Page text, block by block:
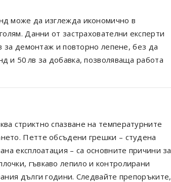
може да изглежда икономично в
Данни от застрахователни експерти
за демонтаж и повторно лепене, без да
и 50 лв за добавка, позволяваща работа
стриктно спазване на температурните
Петте обсъдени грешки – студена
експлоатация – са основните причини за
гъвкаво лепило и контролирани
дълги години. Следвайте препоръките,